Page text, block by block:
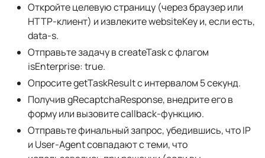
Откройте целевую страницу (через браузер или
HTTP-клиент) и извлеките websiteKey и, если есть,
data-s.
Отправьте задачу в createTask с флагом
isEnterprise: true.
Опросите getTaskResult с интервалом 5 секунд.
Получив gRecaptchaResponse, внедрите его в
форму или вызовите callback-функцию.
Отправьте финальный запрос, убедившись, что IP
и User-Agent совпадают с теми, что